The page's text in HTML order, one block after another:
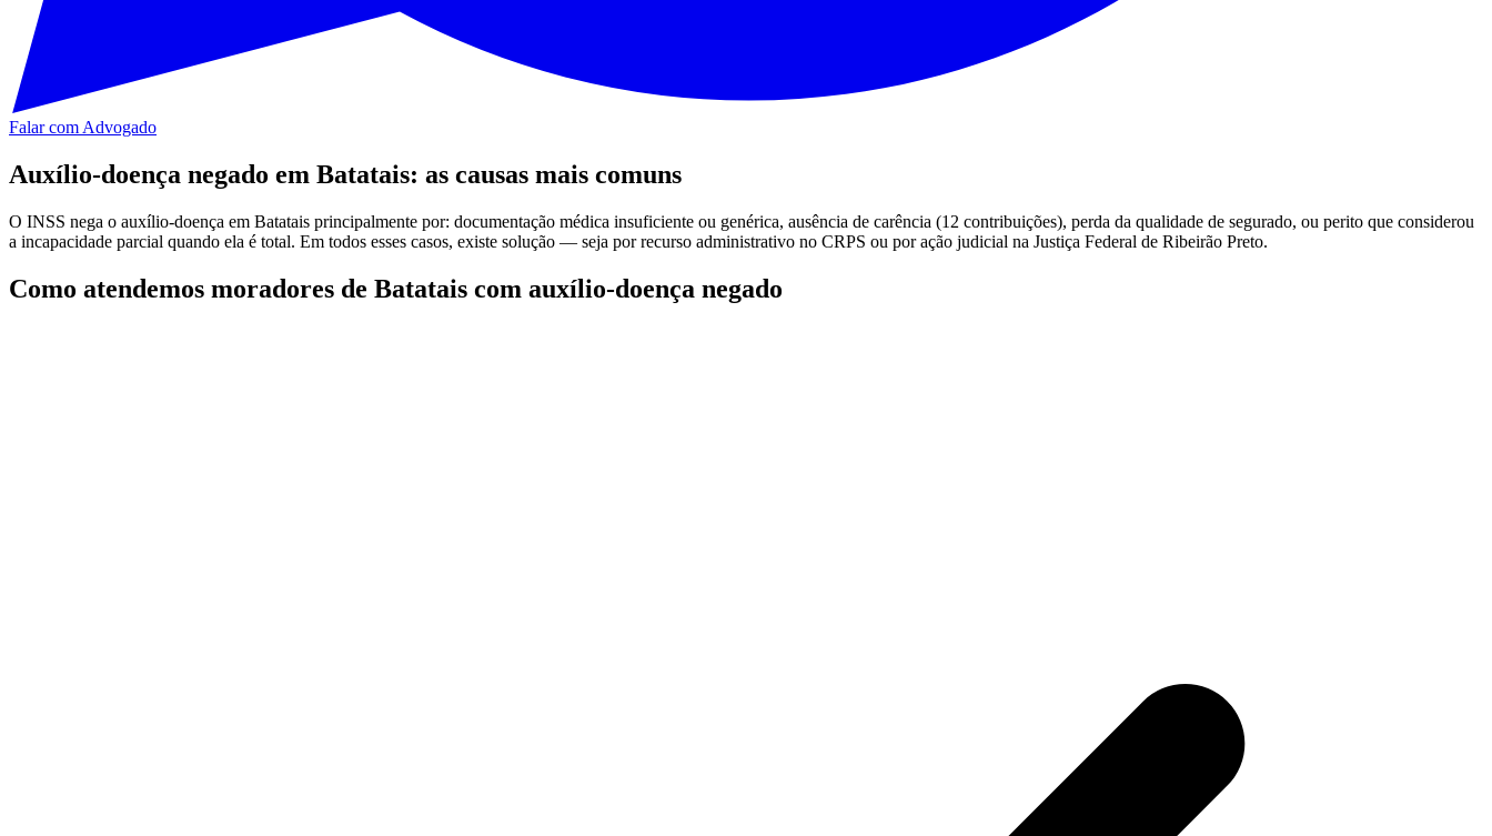
Falar com Advogado
Auxílio-doença negado em Batatais: as causas mais comuns
O INSS nega o auxílio-doença em Batatais principalmente por: documentação médica insuficiente ou genérica, ausência de carência (12 contribuições), perda da qualidade de segurado, ou perito que considerou
a incapacidade parcial quando ela é total. Em todos esses casos, existe solução — seja por recurso administrativo no CRPS ou por ação judicial na Justiça Federal de Ribeirão Preto.
Como atendemos moradores de Batatais com auxílio-doença negado